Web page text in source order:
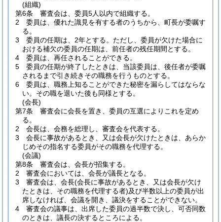
(組織)
第6条
審査会は、委員5人以内で組織する。
2
委員は、優れた識見を有する者のうちから、町長が委嘱す
る。
3
委員の任期は、2年とする。 ただし、委員が欠けた場合に
おける補欠の委員の任期は、前任者の残任期間とする。
4
委員は、再任されることができる。
5
委員の任期が終了したときは、当該委員は、後任者が委嘱
されるまで引き続きその職務を行うものとする。
6
委員は、職務上知ることができた秘密を漏らしてはならな
い。 その職を退いた後も同様とする。
(会長)
第7条
審査会に会長を置き、委員の互選によりこれを定め
る。
2
会長は、会務を総理し、審査会を代表する。
3
会長に事故があるとき、又は会長が欠けたときは、あらか
じめその指名する委員がその職務を代理する。
(会議)
第8条
審査会は、会長が招集する。
2
審査会においては、会長が議長となる。
3
審査会は、会長(会長に事故があるとき、又は会長が欠け
たときは、その職務を代理する者)及び半数以上の委員が出
席しなければ、会議を開き、議決をすることができない。
4
審査会の議事は、出席した委員の過半数で決し、可否同数
のときは、議長の決するところによる。